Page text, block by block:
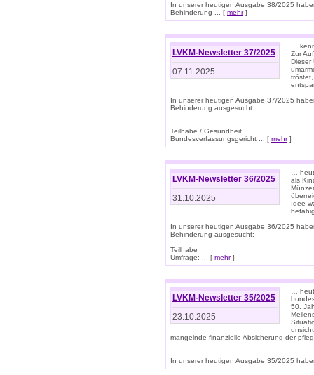
In unserer heutigen Ausgabe 38/2025
Behinderung ... [ mehr]
LVKM-Newsletter 37/2025
07.11.2025
…
Zur
Dieser
In unserer heutigen Ausgabe 37/2025
Behinderung ausgesucht:
Teilhabe / Gesundheit
Bundesverfassungsgericht ... [ mehr]
LVKM-Newsletter 36/2025
31.10.2025
…
als
Idee
In unserer heutigen Ausgabe 36/2025
Behinderung ausgesucht:
Teilhabe
Umfrage: ... [ mehr]
LVKM-Newsletter 35/2025
23.10.2025
…
50.
mangelnde finanzielle Absicherung der
In unserer heutigen Ausgabe 35/2025